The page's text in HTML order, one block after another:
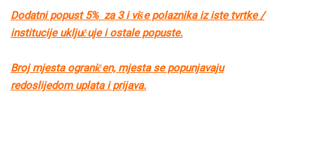
Dodatni popust 5% za 3 i više polaznika iz iste tvrtke /
institucije uključuje i ostale popuste.
Broj mjesta ograničen, mjesta se popunjavaju
redoslijedom uplata i prijava.